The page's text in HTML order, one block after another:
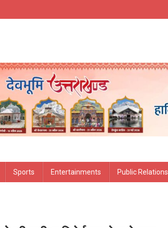
Sports Entertainments Public Relations